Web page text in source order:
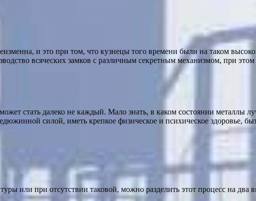
и это при том, что кузнецы того времени были на таком
всяческих замков с различным секретным механизмом, при
стать далеко не каждый. Мало знать, в каком состоянии металлы
силой, иметь крепкое физическое и психическое здоровье,
или при отсутствии таковой, можно разделить этот процесс на два